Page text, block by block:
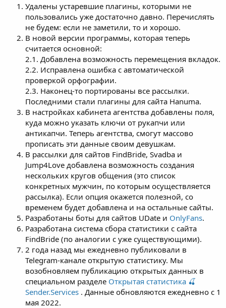
Удалены устаревшие плагины, которыми не
пользовались уже достаточно давно. Перечислять
не будем: если не заметили, то и хорошо.
В новой версии программы, которая теперь
считается основной:
2.1. Добавлена возможность перемещения вкладок.
2.2. Исправлена ошибка с автоматической
проверкой орфографии.
2.3. Наконец-то портированы все рассылки.
Последними стали плагины для сайта Hanuma.
В настройках кабинета агентства добавлены поля,
куда можно указать ключи от рукапчи или
антикапчи. Теперь агентства, смогут массово
прописать эти данные своим девушкам.
В рассылки для сайтов FindBride, Svadba и
Jump4Love добавлена возможность создания
нескольких кругов общения (это список
конкретных мужчин, по которым осуществляется
рассылка). Если опция окажется полезной, со
временем будет добавлена и на остальные сайты.
Разработаны боты для сайтов UDate и OnlyFans.
Разработана система сбора статистики с сайта
FindBride (по аналогии с уже существующими).
2 года назад мы ежедневно публиковали в
Telegram-канале открытую статистику. Мы
возобновляем публикацию открытых данных в
специальном разделе Открытая статистика 🍒
Sender.Services . Данные обновляются ежедневно с 1
мая 2022.